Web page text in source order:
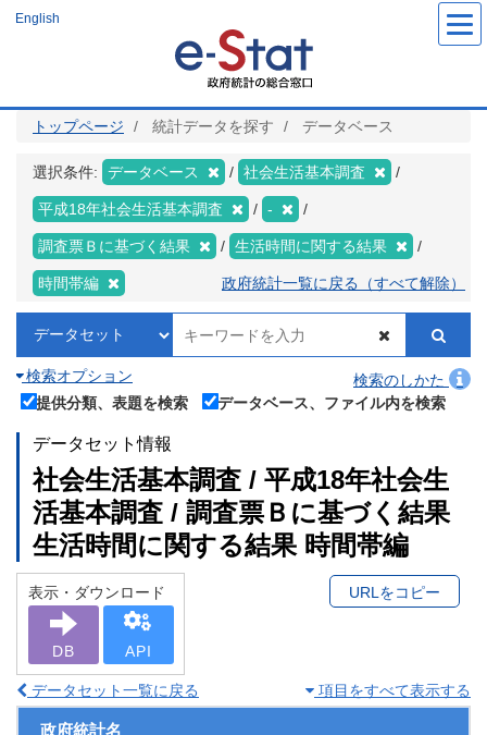
ツ
English
トップページ 統計データを探す データベース
選択条件: データベース 社会生活基本調査
平成18年社会生活基本調査 -
調査票Ｂに基づく結果 生活時間に関する結果
時間帯編 政府統計一覧に戻る（すべて解除）
検索オプション
検索のしかた
提供分類、表題を検索
データベース、ファイル内を検索
データセット情報
社会生活基本調査 / 平成18年社会生
活基本調査 / 調査票Ｂに基づく結果
生活時間に関する結果 時間帯編
表示・ダウンロード
DB API
URLをコピー
データセット一覧に戻る 項目をすべて表示する
政府統計名